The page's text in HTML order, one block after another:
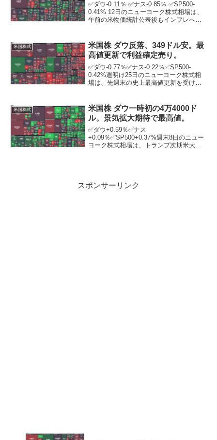
✅ダウ-0.11％ ✅ナス-0.85％ ✅SP500-
0.41% 12日のニューヨーク株式相場は、
午前の米物価統計公表後もインフレへの
月比5．0％上昇。伸びは前月...
米国株式
米国株 ダウ反落、349ドル安。最
高値更新で利益確定売り。
✅ダウ-0.77％✅ナス-0.22％✅SP500-
0.42%週明け25日のニューヨーク株式相
場は、先週末の史上最高値更新を受けて
日の講演で、9月利下げの可能性に含み...
米国株式
米国株 ダウ一時初の4万4000ド
ル。景気拡大期待で最高値。
✅ダウ+0.59％✅ナス
+0.09％✅SP500+0.37%週末8日のニュー
ヨーク株式相場は、トランプ次期米大統
スポンサーリンク